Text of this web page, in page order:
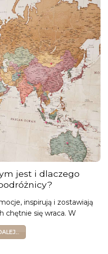
jest i dlaczego
inspirują i zostawiają
chętnie się wraca. W